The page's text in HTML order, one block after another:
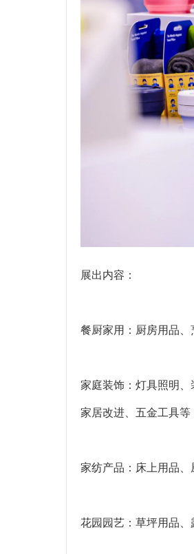
展出内容：
餐厨家用：厨房用品
家庭装饰：灯具照明
家居改进、五金工具等
家纺产品：床上用品
花园园艺：草坪用品